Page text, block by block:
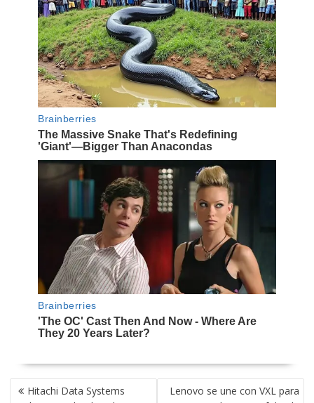
NAVEGACIÓN
Hitachi Data Systems
Lenovo se une con VXL para